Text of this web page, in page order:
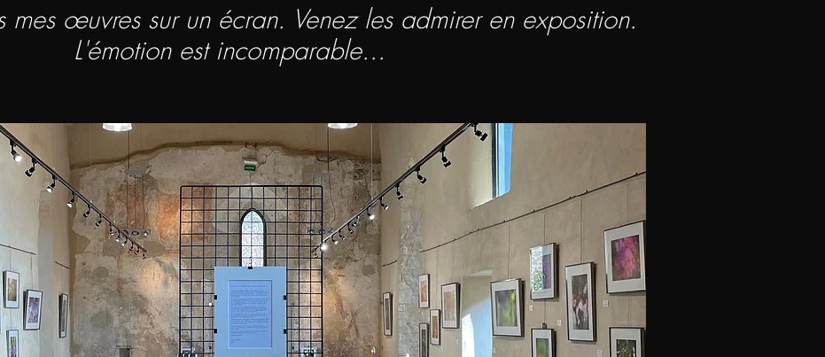
œuvres sur un écran. Venez les admirer en exposition.
L'émotion est incomparable...